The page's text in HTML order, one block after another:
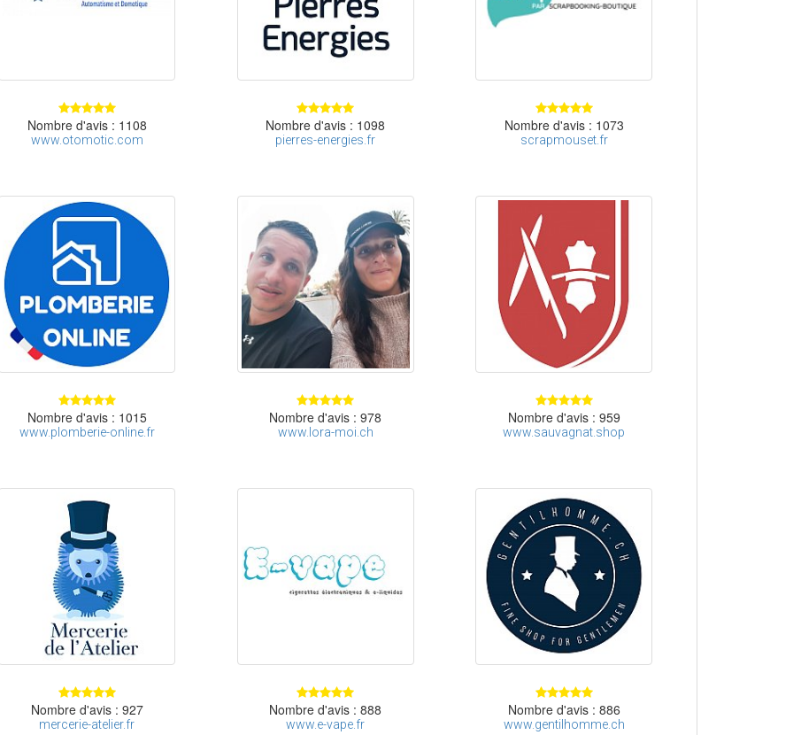
Nombre d'avis : 1108
www.otomotic.com
Nombre d'avis : 1098
pierres-energies.fr
Nombre d'avis : 1073
scrapmouset.fr
Nombre d'avis : 1015
www.plomberie-online.fr
Nombre d'avis : 978
www.lora-moi.ch
Nombre d'avis : 959
www.sauvagnat.shop
Nombre d'avis : 927
mercerie-atelier.fr
Nombre d'avis : 888
www.e-vape.fr
Nombre d'avis : 886
www.gentilhomme.ch